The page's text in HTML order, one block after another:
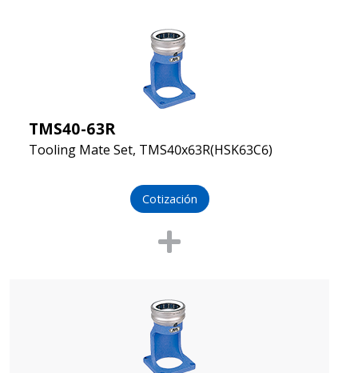
TMS40-63R
Tooling Mate Set, TMS40x63R(HSK63C6)
Cotización